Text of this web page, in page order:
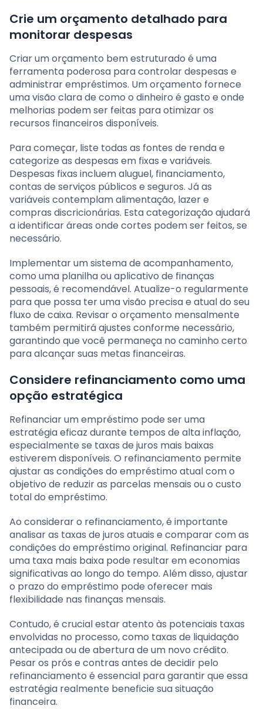
Crie um orçamento detalhado para
monitorar despesas
Criar um orçamento bem estruturado é uma
ferramenta poderosa para controlar despesas e
administrar empréstimos. Um orçamento fornece
uma visão clara de como o dinheiro é gasto e onde
melhorias podem ser feitas para otimizar os
recursos financeiros disponíveis.
Para começar, liste todas as fontes de renda e
categorize as despesas em fixas e variáveis.
Despesas fixas incluem aluguel, financiamento,
contas de serviços públicos e seguros. Já as
variáveis contemplam alimentação, lazer e
compras discricionárias. Esta categorização ajudará
a identificar áreas onde cortes podem ser feitos, se
necessário.
Implementar um sistema de acompanhamento,
como uma planilha ou aplicativo de finanças
pessoais, é recomendável. Atualize-o regularmente
para que possa ter uma visão precisa e atual do seu
fluxo de caixa. Revisar o orçamento mensalmente
também permitirá ajustes conforme necessário,
garantindo que você permaneça no caminho certo
para alcançar suas metas financeiras.
Considere refinanciamento como uma
opção estratégica
Refinanciar um empréstimo pode ser uma
estratégia eficaz durante tempos de alta inflação,
especialmente se taxas de juros mais baixas
estiverem disponíveis. O refinanciamento permite
ajustar as condições do empréstimo atual com o
objetivo de reduzir as parcelas mensais ou o custo
total do empréstimo.
Ao considerar o refinanciamento, é importante
analisar as taxas de juros atuais e comparar com as
condições do empréstimo original. Refinanciar para
uma taxa mais baixa pode resultar em economias
significativas ao longo do tempo. Além disso, ajustar
o prazo do empréstimo pode oferecer mais
flexibilidade nas finanças mensais.
Contudo, é crucial estar atento às potenciais taxas
envolvidas no processo, como taxas de liquidação
antecipada ou de abertura de um novo crédito.
Pesar os prós e contras antes de decidir pelo
refinanciamento é essencial para garantir que essa
estratégia realmente beneficie sua situação
financeira.